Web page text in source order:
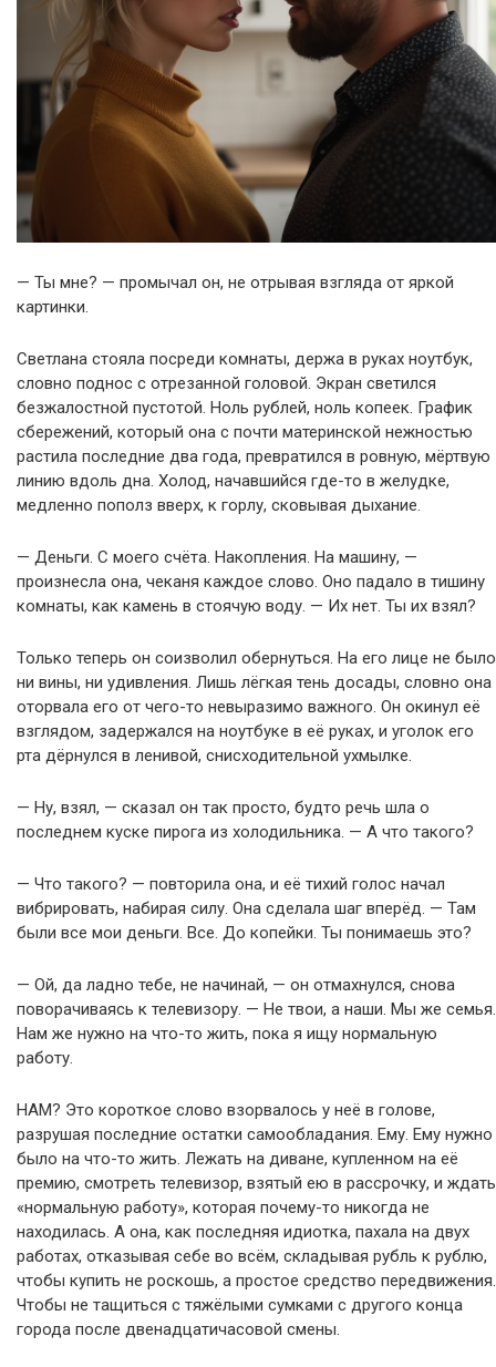
— Ты мне? — промычал он, не отрывая взгляда от яркой
картинки.
Светлана стояла посреди комнаты, держа в руках ноутбук,
словно поднос с отрезанной головой. Экран светился
безжалостной пустотой. Ноль рублей, ноль копеек. График
сбережений, который она с почти материнской нежностью
растила последние два года, превратился в ровную, мёртвую
линию вдоль дна. Холод, начавшийся где-то в желудке,
медленно пополз вверх, к горлу, сковывая дыхание.
— Деньги. С моего счёта. Накопления. На машину, —
произнесла она, чеканя каждое слово. Оно падало в тишину
комнаты, как камень в стоячую воду. — Их нет. Ты их взял?
Только теперь он соизволил обернуться. На его лице не было
ни вины, ни удивления. Лишь лёгкая тень досады, словно она
оторвала его от чего-то невыразимо важного. Он окинул её
взглядом, задержался на ноутбуке в её руках, и уголок его
рта дёрнулся в ленивой, снисходительной ухмылке.
— Ну, взял, — сказал он так просто, будто речь шла о
последнем куске пирога из холодильника. — А что такого?
— Что такого? — повторила она, и её тихий голос начал
вибрировать, набирая силу. Она сделала шаг вперёд. — Там
были все мои деньги. Все. До копейки. Ты понимаешь это?
— Ой, да ладно тебе, не начинай, — он отмахнулся, снова
поворачиваясь к телевизору. — Не твои, а наши. Мы же семья.
Нам же нужно на что-то жить, пока я ищу нормальную
работу.
НАМ? Это короткое слово взорвалось у неё в голове,
разрушая последние остатки самообладания. Ему. Ему нужно
было на что-то жить. Лежать на диване, купленном на её
премию, смотреть телевизор, взятый ею в рассрочку, и ждать
«нормальную работу», которая почему-то никогда не
находилась. А она, как последняя идиотка, пахала на двух
работах, отказывая себе во всём, складывая рубль к рублю,
чтобы купить не роскошь, а простое средство передвижения.
Чтобы не тащиться с тяжёлыми сумками с другого конца
города после двенадцатичасовой смены.